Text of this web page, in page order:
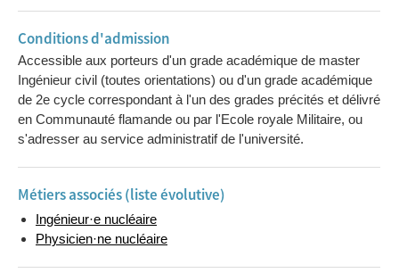
Conditions d'admission
Accessible aux porteurs d'un grade académique de master
Ingénieur civil (toutes orientations) ou d'un grade académique
de 2e cycle correspondant à l'un des grades précités et délivré
en Communauté flamande ou par l'Ecole royale Militaire, ou
s'adresser au service administratif de l'université.
Métiers associés (liste évolutive)
Ingénieur·e nucléaire
Physicien·ne nucléaire